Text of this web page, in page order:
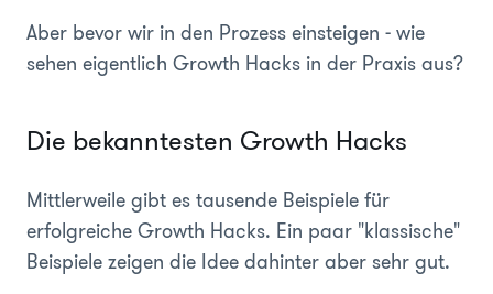
Aber bevor wir in den Prozess einsteigen - wie
sehen eigentlich Growth Hacks in der Praxis aus?
Die bekanntesten Growth Hacks
Mittlerweile gibt es tausende Beispiele für
erfolgreiche Growth Hacks. Ein paar "klassische"
Beispiele zeigen die Idee dahinter aber sehr gut.